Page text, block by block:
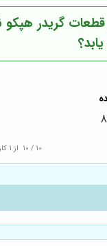
گریدر هپکو
10 / 10 از 1